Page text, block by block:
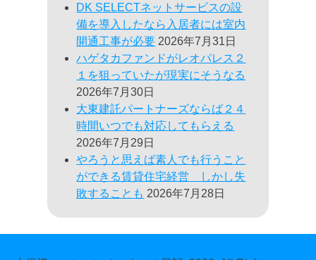
DK SELECTネットサービスの設
備を導入したなら入居者には室内
開通工事が必要 2026年7月31日
ハゲタカファンドがレオパレス２
１を狙っていたが現実にそうなる
2026年7月30日
大東建託パートナーズならば２４
時間いつでも対応してもらえる
2026年7月29日
やろうと思えば素人でも行うこと
ができる賃貸住宅経営 しかし失
敗することも 2026年7月28日